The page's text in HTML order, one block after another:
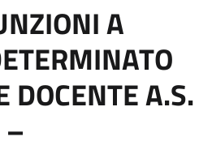
A
DOCENTE A.S.